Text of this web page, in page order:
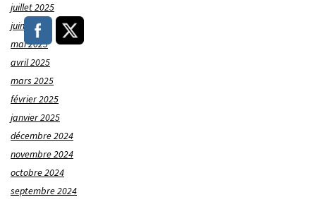
juillet 2025
juin 2025
mai 2025
avril 2025
mars 2025
février 2025
janvier 2025
décembre 2024
novembre 2024
octobre 2024
septembre 2024